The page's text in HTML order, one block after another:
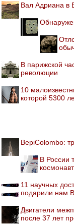
Вал Адриана в
В парижской
революции
10
которой 5300
BepiColombo:
В России
11 научных
подарили нам
Двигатели
после 37 лет